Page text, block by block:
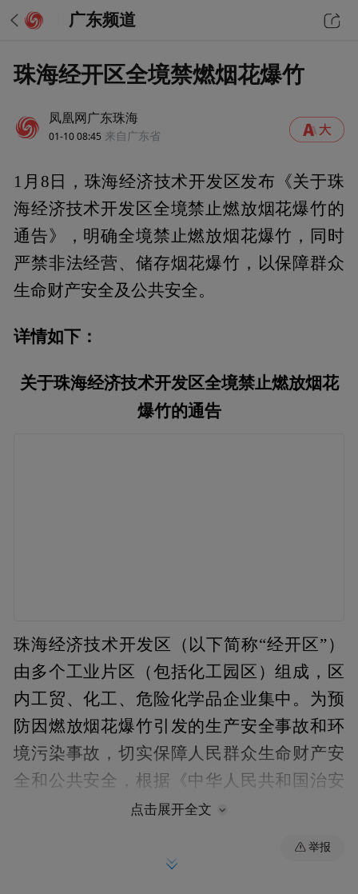
广东频道
珠海经开区全境禁燃烟花爆竹
凤凰网广东珠海
01-10 08:45 来自广东省
1月8日，珠海经济技术开发区发布《关于珠
海经济技术开发区全境禁止燃放烟花爆竹的
通告》，明确全境禁止燃放烟花爆竹，同时
严禁非法经营、储存烟花爆竹，以保障群众
生命财产安全及公共安全。
详情如下：
关于珠海经济技术开发区全境禁止燃放烟花
爆竹的通告
珠海经济技术开发区（以下简称“经开区”）
由多个工业片区（包括化工园区）组成，区
内工贸、化工、危险化学品企业集中。为预
防因燃放烟花爆竹引发的生产安全事故和环
境污染事故，切实保障人民群众生命财产安
全和公共安全，根据《中华人民共和国治安
管理处罚法》《烟花爆竹安全管理条例》等
烟花爆竹。现将有关事项通告如下：
点击展开全文
举报